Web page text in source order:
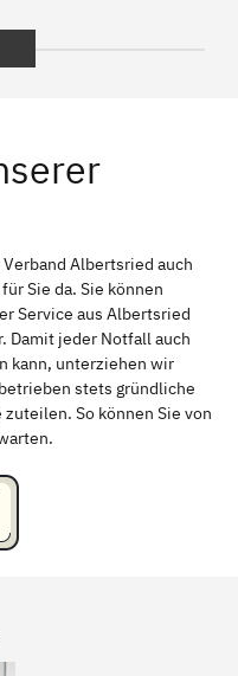
Bamberg
Passau
Mittelfranken
Albertsried auch
Sie da. Sie können
Service aus Albertsried
Damit jeder Notfall auch
kann, unterziehen wir
stets gründliche
So können Sie von